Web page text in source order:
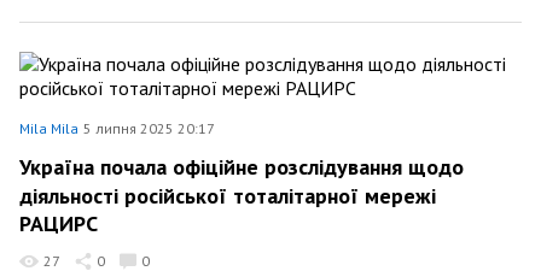
Mila Mila 5 липня 2025 20:17
Україна почала офіційне розслідування щодо
діяльності російської тоталітарної мережі
РАЦИРС
27 0 0